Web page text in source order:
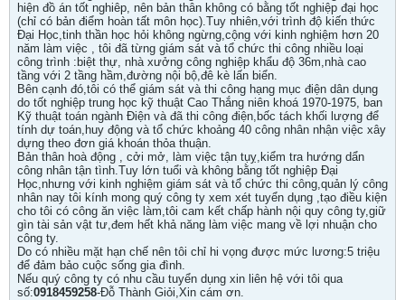
hiện đồ án tốt nghiêp, nên bản thân không có bằng tốt nghiệp đại học
(chỉ có bản điểm hoàn tất môn học).Tuy nhiên,với trình độ kiến thức
Đại Học,tinh thần học hỏi không ngừng,cộng với kinh nghiệm hơn 20
năm làm việc , tôi đã từng giám sát và tổ chức thi công nhiều loại
công trình :biệt thự, nhà xưởng công nghiệp khẩu độ 36m,nhà cao
tầng với 2 tầng hầm,đường nội bộ,đê kè lấn biển.
Bên cạnh đó,tôi có thể giám sát và thi công hạng mục điện dân dụng
do tốt nghiệp trung học kỹ thuật Cao Thắng niên khoá 1970-1975, ban
Kỹ thuật toán ngành Điện và đã thi công điện,bốc tách khối lượng để
tính dự toán,huy động và tổ chức khoảng 40 công nhân nhận việc xây
dựng theo đơn giá khoán thỏa thuận.
Bản thân hoà động , cởi mở, làm việc tận tụỵ,kiểm tra hướng dẩn
công nhân tận tình.Tuy lớn tuổi và không bằng tốt nghiệp Đại
Học,nhưng với kinh nghiệm giám sát và tổ chức thi công,quản lý công
nhân nay tôi kính mong quý công ty xem xét tuyển dụng ,tạo điều kiện
cho tôi có công ăn việc làm,tôi cam kết chấp hành nội quy công ty,giữ
gìn tài sản vật tư,đem hết khả năng làm việc mang về lợi nhuận cho
công ty.
Do có nhiều mặt hạn chế nên tôi chỉ hi vọng được mức lương:5 triệu
để đảm bảo cuộc sống gia đình.
Nếu quý công ty có nhu cầu tuyển dụng xin liên hệ với tôi qua
số:0918459258-Đỗ Thành Giỏi,Xin cám ơn.